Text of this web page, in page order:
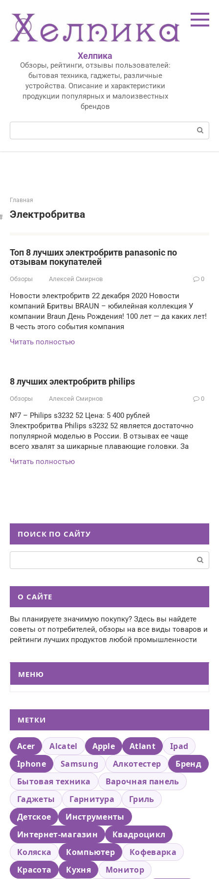
контенту
Хелпика
Обзоры, рейтинги, отзывы пользователей:
бытовая техника, гаджеты, различные
устройства. Описание и характеристики
продукции популярных и малоизвестных
брендов
Поиск:
Главная
Электробритва
Топ 8 лучших электробритв panasonic по
отзывам покупателей
Обзоры Алексей Смирнов 0
Новости электробритв 22 декабря 2020 Новости
компаний Бритвы BRAUN – юбилейная коллекция У
компании Braun День Рождения! 100 лет — да каких лет!
В честь этого события компания
Читать полностью
8 лучших электробритв philips
Обзоры Алексей Смирнов 0
№7 – Philips s3232 52 Цена: 5 400 рублей
Электробритва Philips s3232 52 является достаточно
популярной моделью в России. В отзывах ее чаще
всего хвалят за шикарные плавающие головки. За
Читать полностью
ПОИСК ПО САЙТУ
Поиск:
О САЙТЕ
Вы планируете значимую покупку? Здесь вы найдете
советы от потребителей, обзоры на все виды товаров и
рейтинги лучших продуктов любой промышленности
МЕНЮ
МЕТКИ
Acer Alcatel Apple Atlant
Ipad
Iphone
Samsung Алкотестер
Бренд
Бытовая техника
Варочная панель
Гаджеты
Гарнитура
Гриль
Детское
Инструменты
Интернет-магазин
Квадроцикл
Коляска
Компьютер
Кофеварка
Красота
Кухня Монитор